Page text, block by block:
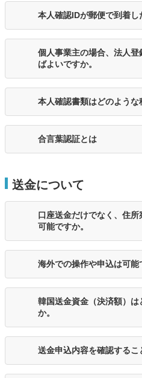
本人確認IDが郵便で到着し
個人事業主の場合、法人登
ばよいですか。
本人確認書類はどのような
合言葉認証とは
送金について
口座送金だけでなく、住
可能ですか。
海外での操作や申込は可能
韓国送金資金（決済額）
か。
送金申込内容を確認するこ